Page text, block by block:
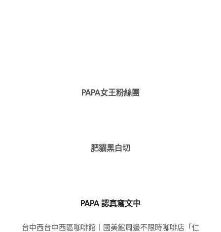
PAPA女王粉絲團
肥貓黑白切
PAPA 認真寫文中
台中西台中西區咖啡館｜國美館周邊不限時咖啡店「仁